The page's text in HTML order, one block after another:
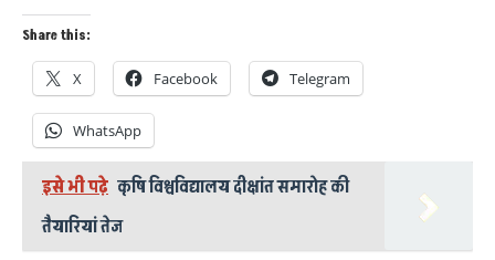
Share this:
X Facebook Telegram
WhatsApp
इसे भी पढ़े कृषि विश्वविद्यालय दीक्षांत समारोह की
तैयारियां तेज